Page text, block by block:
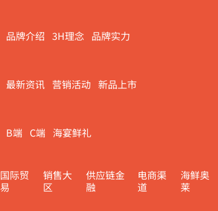
品牌介绍 3H理念 品牌实力
最新资讯 营销活动 新品上市
B端 C端 海宴鲜礼
国际贸
易
销售大
区
供应链金
融
电商渠
道
海鲜奥
莱